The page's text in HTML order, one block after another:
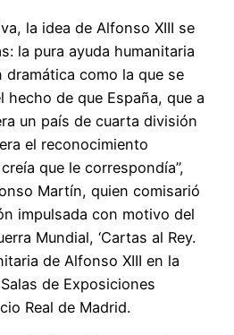
la idea de Alfonso XIII se
la pura ayuda humanitaria
como la que se
hecho de que España, que a
un país de cuarta división
el reconocimiento
que le correspondía”,
Martín, quien comisarió
impulsada con motivo del
Mundial, ‘Cartas al Rey.
de Alfonso XIII en la
de Exposiciones
Real de Madrid.